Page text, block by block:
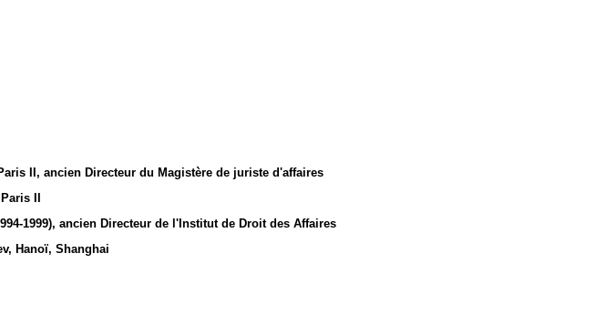
II, ancien Directeur du Magistère de juriste d'affaires
II
1999), ancien Directeur de l'Institut de Droit des Affaires
Hanoï, Shanghai